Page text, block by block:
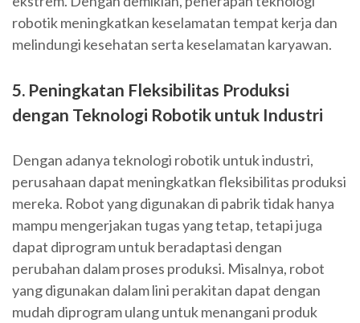
robotik meningkatkan keselamatan tempat kerja dan
melindungi kesehatan serta keselamatan karyawan.
5. Peningkatan Fleksibilitas Produksi
dengan Teknologi Robotik untuk Industri
Dengan adanya teknologi robotik untuk industri,
perusahaan dapat meningkatkan fleksibilitas produksi
mereka. Robot yang digunakan di pabrik tidak hanya
mampu mengerjakan tugas yang tetap, tetapi juga
dapat diprogram untuk beradaptasi dengan
perubahan dalam proses produksi. Misalnya, robot
yang digunakan dalam lini perakitan dapat dengan
mudah diprogram ulang untuk menangani produk